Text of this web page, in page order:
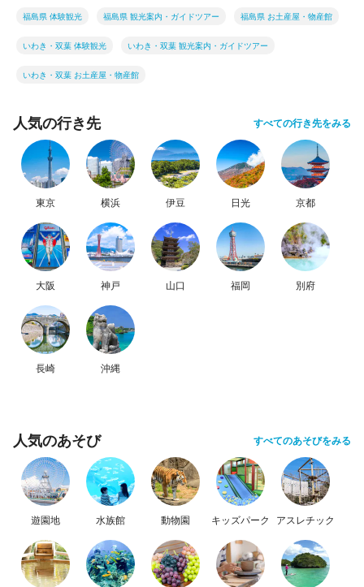
福島県 体験観光 福島県 観光案内・ガイドツアー 福島県 お土産屋・物産館
いわき・双葉 体験観光 いわき・双葉 観光案内・ガイドツアー
いわき・双葉 お土産屋・物産館
人気の行き先 すべての行き先をみる
東京 横浜 伊豆 日光 京都
大阪 神戸 山口 福岡 別府
長崎 沖縄
人気のあそび すべてのあそびをみる
遊園地 水族館 動物園 キッズパーク アスレチック